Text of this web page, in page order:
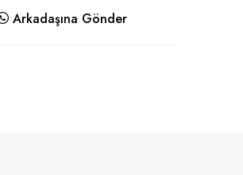
Arkadaşına Gönder